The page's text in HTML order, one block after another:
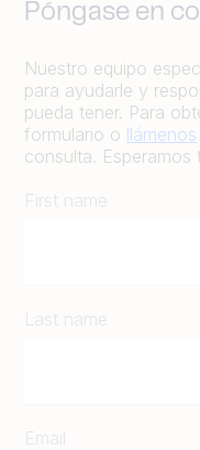
Póngase en
Nuestro equipo
para ayudarle y
pueda tener. Para
formulario o llámenos
consulta. Esperamos
First name
Last name
Email